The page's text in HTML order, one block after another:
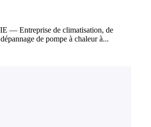
— Entreprise de climatisation, de
de pompe à chaleur à...